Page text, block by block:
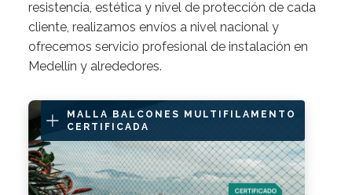
resistencia, estética y nivel de protección de cada
cliente, realizamos envíos a nivel nacional y
ofrecemos servicio profesional de instalación en
Medellín y alrededores.
MALLA BALCONES MULTIFILAMENTO
CERTIFICADA